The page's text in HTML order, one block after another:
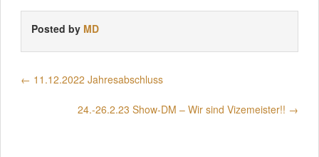
Posted by MD
← 11.12.2022 Jahresabschluss
24.-26.2.23 Show-DM – Wir sind Vizemeister!! →